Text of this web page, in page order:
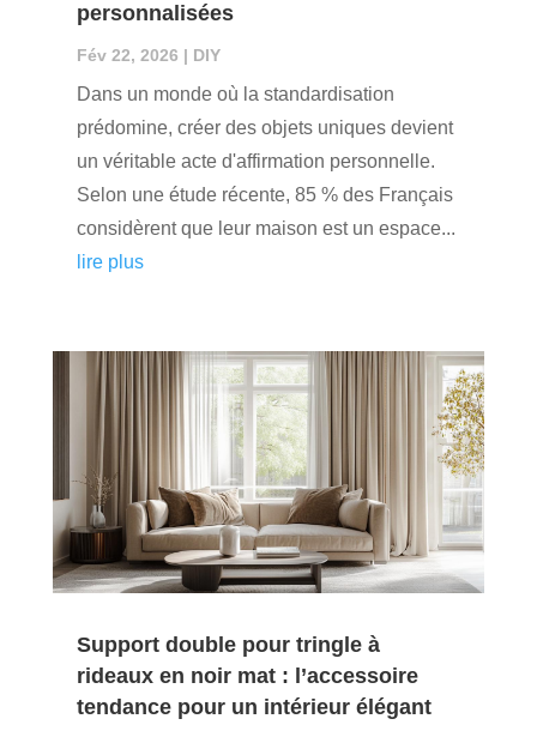
personnalisées
Fév 22, 2026 | DIY
Dans un monde où la standardisation
prédomine, créer des objets uniques devient
un véritable acte d'affirmation personnelle.
Selon une étude récente, 85 % des Français
considèrent que leur maison est un espace...
lire plus
Support double pour tringle à
rideaux en noir mat : l’accessoire
tendance pour un intérieur élégant